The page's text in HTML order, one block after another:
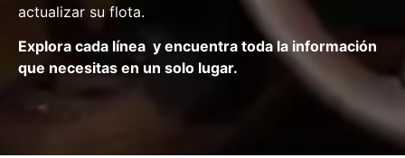
actualizar su flota.
Explora cada línea y encuentra toda la información
que necesitas en un solo lugar.